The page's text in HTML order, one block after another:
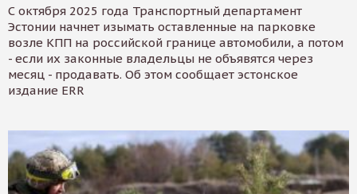
С октября 2025 года Транспортный департамент
Эстонии начнет изымать оставленные на парковке
возле КПП на российской границе автомобили, а потом
- если их законные владельцы не объявятся через
месяц - продавать. Об этом сообщает эстонское
издание ERR